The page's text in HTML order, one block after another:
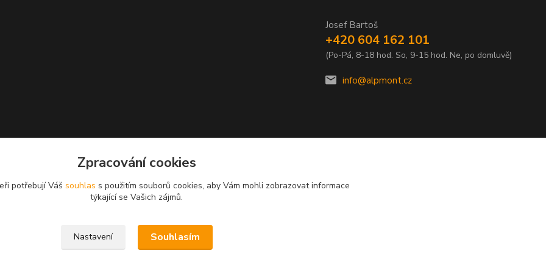
Josef Bartoš
+420 604 162 101
(Po-Pá, 8-18 hod. So, 9-15 hod. Ne, po domluvě)
info@alpmont.cz
Zpracování cookies
potřebují Váš souhlas s použitím souborů cookies, aby Vám mohli zobrazovat informace
týkající se Vašich zájmů.
Nastavení Souhlasím